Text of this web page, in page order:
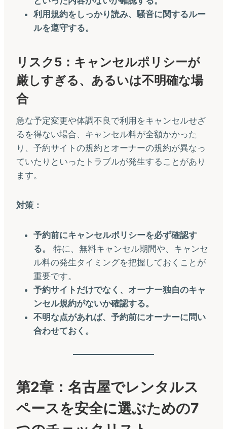
利用規約をしっかり読み、騒音に関するルー
ルを遵守する。
リスク5：キャンセルポリシーが
厳しすぎる、あるいは不明確な場
合
急な予定変更や体調不良で利用をキャンセルせざ
るを得ない場合、キャンセル料が全額かかった
り、予約サイトの規約とオーナーの規約が異なっ
ていたりといったトラブルが発生することがあり
ます。
対策：
予約前にキャンセルポリシーを必ず確認す
る。
特に、無料キャンセル期間や、キャンセ
ル料の発生タイミングを把握しておくことが
重要です。
予約サイトだけでなく、オーナー独自のキャ
ンセル規約がないか確認する。
不明な点があれば、予約前にオーナーに問い
合わせておく。
第2章：名古屋でレンタルス
ペースを安全に選ぶための7